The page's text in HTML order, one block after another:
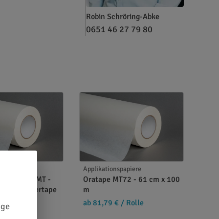
Robin Schröring-Abke
0651 46 27 79 80
Basic MT -
m Transfertape
/ Rolle
Applikationspapiere
Oratape MT72 - 61 cm x 100
m
ab 81,79 € / Rolle